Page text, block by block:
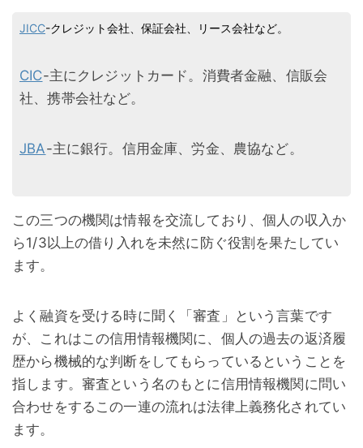
JICC-クレジット会社、保証会社、リース会社など。
CIC-主にクレジットカード。消費者金融、信販会
社、携帯会社など。
JBA-主に銀行。信用金庫、労金、農協など。
この三つの機関は情報を交流しており、個人の収入か
ら1/3以上の借り入れを未然に防ぐ役割を果たしてい
ます。
よく融資を受ける時に聞く「審査」という言葉です
が、これはこの信用情報機関に、個人の過去の返済履
歴から機械的な判断をしてもらっているということを
指します。審査という名のもとに信用情報機関に問い
合わせをするこの一連の流れは法律上義務化されてい
ます。